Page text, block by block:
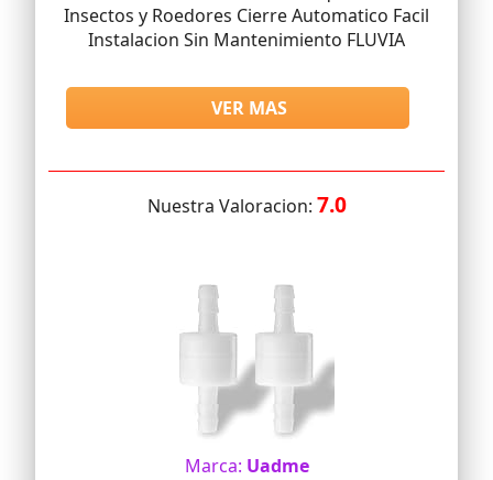
Insectos y Roedores Cierre Automatico Facil
Instalacion Sin Mantenimiento FLUVIA
VER MAS
Nuestra Valoracion: 7.0
Marca: Uadme